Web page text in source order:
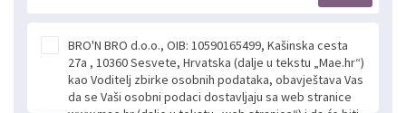
BRO'N BRO d.o.o., OIB: 10590165499, Kašinska cesta
27a , 10360 Sesvete, Hrvatska (dalje u tekstu „Mae.hr“)
kao Voditelj zbirke osobnih podataka, obavještava Vas
da se Vaši osobni podaci dostavljaju sa web stranice